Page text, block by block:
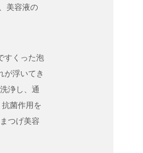
美容液の
すくった泡
が浮いてき
浄し、通
菌作用を
つげ美容